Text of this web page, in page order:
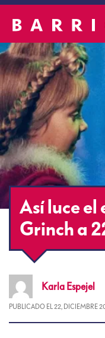
Así luce el
Grinch a
Karla Espejel
PUBLICADO EL 22, DICIEMBRE